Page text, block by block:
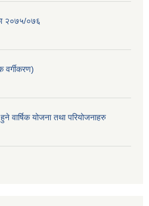
२०७५/०७६
वर्गीकरण)
योजना तथा परियोजनाहरु